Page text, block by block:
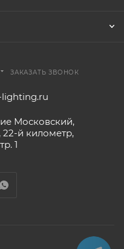
ЗАКАЗАТЬ ЗВОНОК
Московский,
й километр,
1